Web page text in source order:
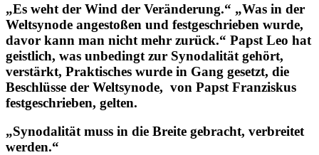
„Es weht der Wind der Veränderung.“ „Was in der
Weltsynode angestoßen und festgeschrieben wurde,
davor kann man nicht mehr zurück.“ Papst Leo hat
geistlich, was unbedingt zur Synodalität gehört,
verstärkt, Praktisches wurde in Gang gesetzt, die
Beschlüsse der Weltsynode, von Papst Franziskus
festgeschrieben, gelten.
„Synodalität muss in die Breite gebracht, verbreitet
werden.“